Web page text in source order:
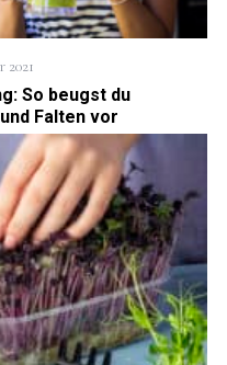
2021
So beugst du
Falten vor